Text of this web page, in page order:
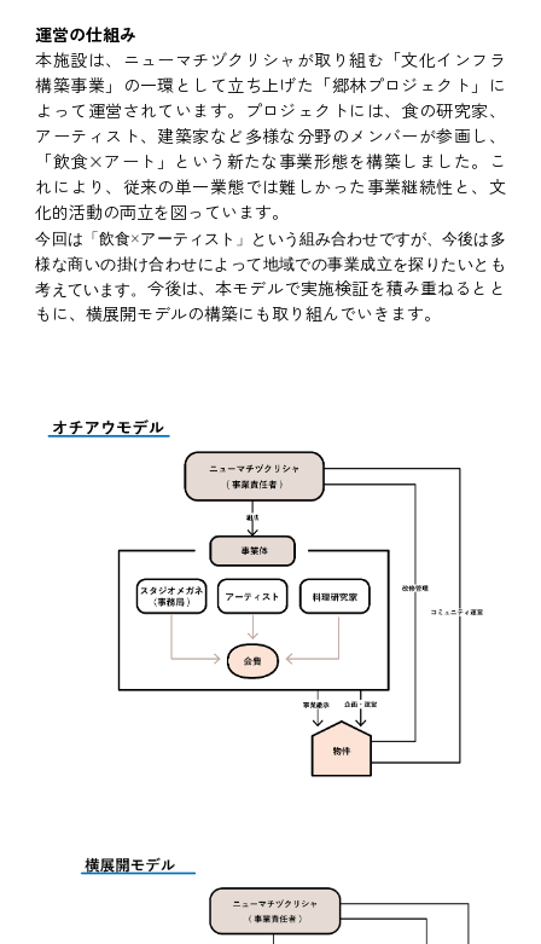
運営の仕組み
本施設は、ニューマチヅクリシャが取り組む「文化インフラ
構築事業」の一環として立ち上げた「郷林プロジェクト」に
よって運営されています。プロジェクトには、食の研究家、
アーティスト、建築家など多様な分野のメンバーが参画し、
「飲食×アート」という新たな事業形態を構築しました。こ
れにより、従来の単一業態では難しかった事業継続性と、文
化的活動の両立を図っています。
今回は「飲食×アーティスト」という組み合わせですが、今後は多
様な商いの掛け合わせによって地域での事業成立を探りたいとも
考えています。 今後は、本モデルで実施検証を積み重ねるとと
もに、横展開モデルの構築にも取り組んでいきます。